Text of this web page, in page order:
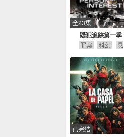
疑犯追踪第一季
全23集
罪案 科幻
悬
疑
动作
已完结